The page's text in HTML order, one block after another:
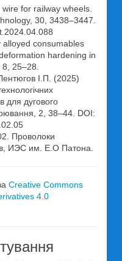
for railway wheels.
30, 3438–3447.
alloyed consumables
hardening in
25–28.
І.П. (2025)
для дугового
2, 38–44. DOI:
Проволоки
ИЭС им. Е.О Патона.
Creative Commons
4.0